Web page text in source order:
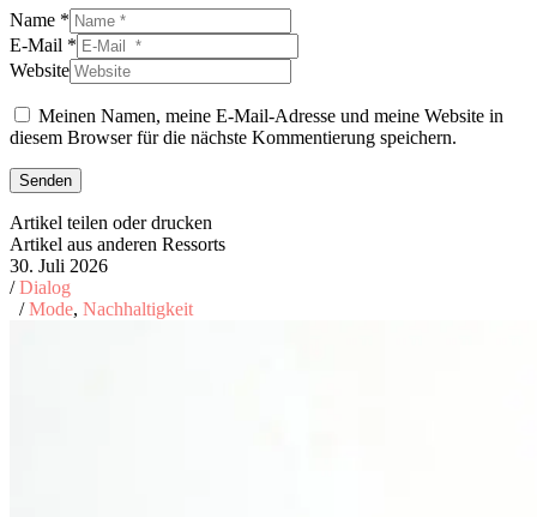
Name *
E-Mail *
Website
Meinen Namen, meine E-Mail-Adresse und meine Website in
diesem Browser für die nächste Kommentierung speichern.
Senden
Artikel teilen oder drucken
Artikel aus anderen Ressorts
30. Juli 2026
/Dialog
/Mode, Nachhaltigkeit